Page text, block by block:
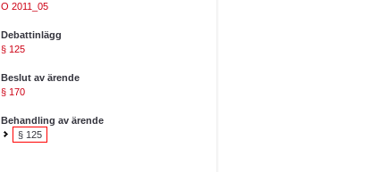
O 2011_05
Debattinlägg
§ 125
Beslut av ärende
§ 170
Behandling av ärende
§ 125